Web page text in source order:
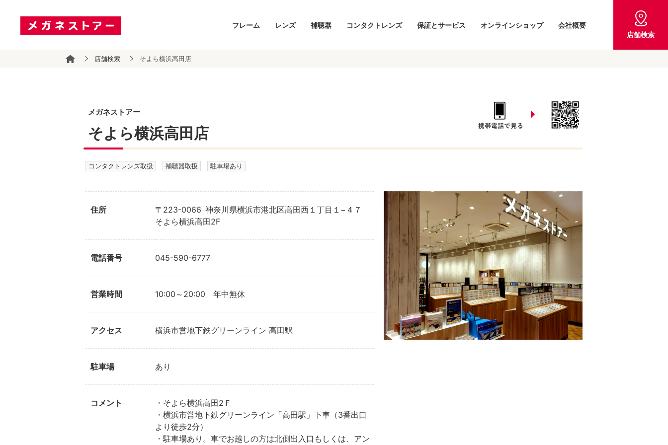
フレーム レンズ 補聴器 コンタクトレンズ 保証とサービス オンラインショップ
会社概要
店舗検索
店舗検索 そよら横浜高田店
メガネストアー
そよら横浜高田店
コンタクトレンズ取扱 補聴器取扱 駐車場あり
住所
〒223-0066 神奈川県横浜市港北区高田西１丁目１−４７
そよら横浜高田2F
電話番号 045-590-6777
営業時間 10:00～20:00 年中無休
アクセス 横浜市営地下鉄グリーンライン 高田駅
駐車場 あり
コメント
・そよら横浜高田2Ｆ
・横浜市営地下鉄グリーンライン「高田駅」下車（3番出口
より徒歩2分）
・駐車場あり。車でお越しの方は北側出入口もしくは、アン